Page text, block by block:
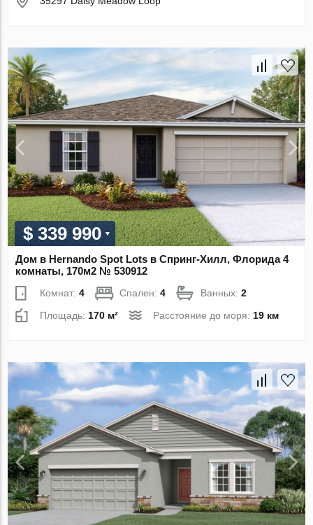
$ 339 990
Дом в Hernando Spot Lots в Спринг-Хилл, Флорида 4
комнаты, 170м2 № 530912
Комнат:4 Спален:4 Ванных:2
Площадь: 170 м² Расстояние до моря: 19 км